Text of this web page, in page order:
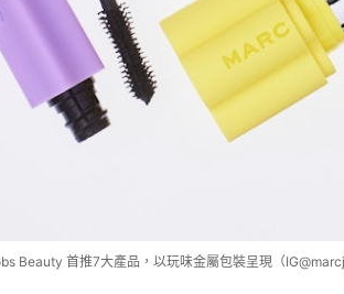
Beauty 首推7大產品，以玩味金屬包裝呈現（